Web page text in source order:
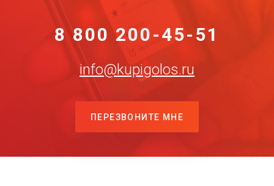
8 800 200-45-51
info@kupigolos.ru
ПЕРЕЗВОНИТЕ МНЕ